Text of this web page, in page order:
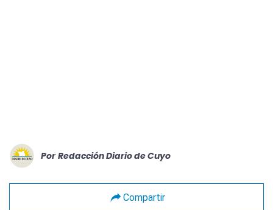
Por Redacción Diario de Cuyo
Compartir